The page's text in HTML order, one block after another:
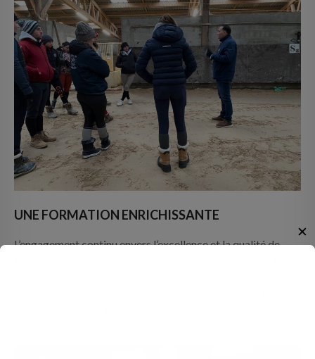
UNE FORMATION ENRICHISSANTE
L’engagement continu envers l’excellence et la qualité de
✕